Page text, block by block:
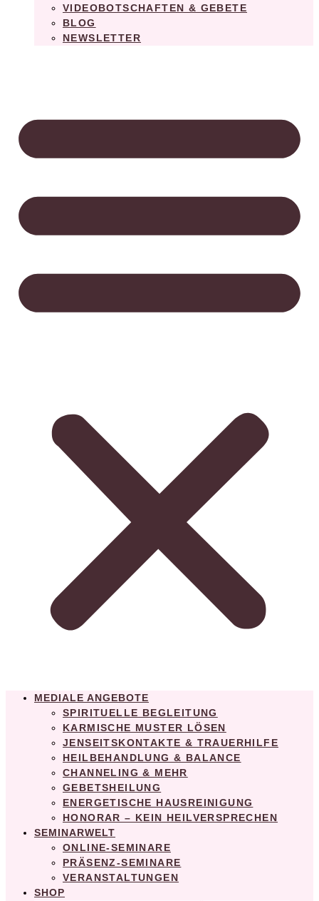
VIDEOBOTSCHAFTEN & GEBETE
BLOG
NEWSLETTER
MEDIALE ANGEBOTE
SPIRITUELLE BEGLEITUNG
KARMISCHE MUSTER LÖSEN
JENSEITSKONTAKTE & TRAUERHILFE
HEILBEHANDLUNG & BALANCE
CHANNELING & MEHR
GEBETSHEILUNG
ENERGETISCHE HAUSREINIGUNG
HONORAR – KEIN HEILVERSPRECHEN
SEMINARWELT
ONLINE-SEMINARE
PRÄSENZ-SEMINARE
VERANSTALTUNGEN
SHOP